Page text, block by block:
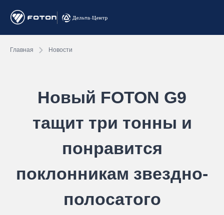
Главная Новости
Новый FOTON G9
тащит три тонны и
понравится
поклонникам звездно-
полосатого